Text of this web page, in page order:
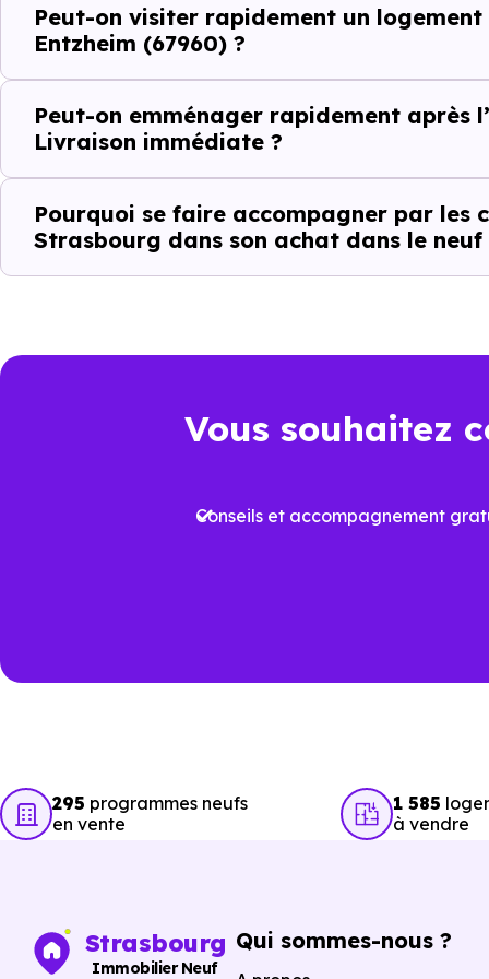
Ce fonctionnement est
toute projection théorique.
Éviter les
Dans un projet rapide,
AvecImmobilier Neuf
Entzheim (67960)réellement
Éviter les annonces
Avancer rapidement dans
Vous pouvez consulter dès
Peut-on visiter rapidement un
Entzheim (67960) ?
Peut-on emménager rapidement après
Livraison immédiate ?
Pourquoi se faire accompagner par les
Strasbourg dans son achat dans le neuf
Vous souhaitez
Conseils et accompagnement
295 programmes neufs
en vente
1 585
à vendre
Strasbourg
Immobilier Neuf
Qui sommes-nous ?